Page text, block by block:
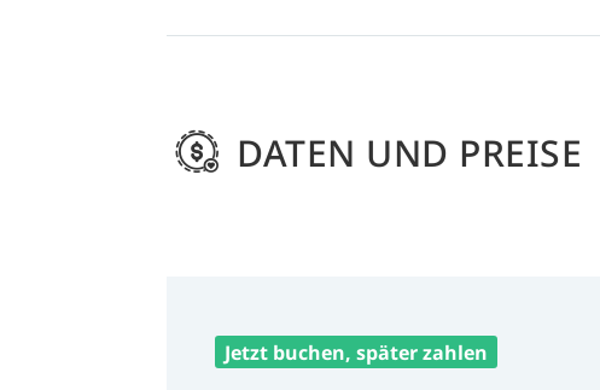
DATEN UND PREISE
Jetzt buchen, später zahlen